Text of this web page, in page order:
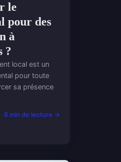
le
pour des
à
?
local est un
pour toute
sa présence
6 min de lecture →